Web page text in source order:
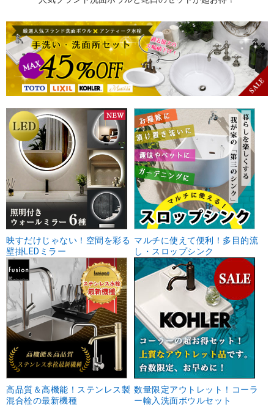
映すだけじゃない！空間を彩る
壁掛LEDミラー
マルチに使えて便利！多目的流
し・スロップシンク
高品質＆高機能！ステンレス製
混合栓の最新機種
数量限定アウトレット！コーラ
ー輸入洗面ボウルセット